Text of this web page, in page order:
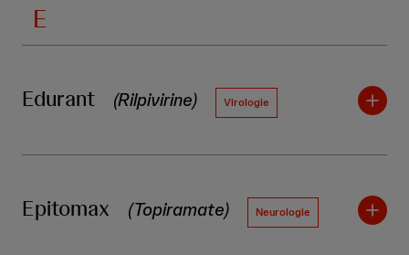
E
Edurant (Rilpivirine) Virologie
Epitomax (Topiramate) Neurologie